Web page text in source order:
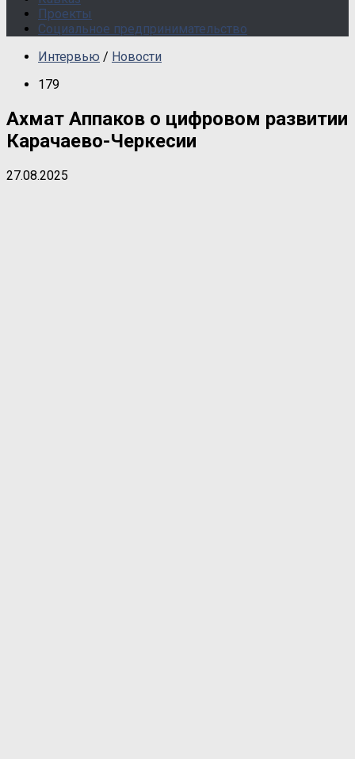
Проекты
Социальное предпринимательство
Интервью / Новости
179
Ахмат Аппаков о цифровом развитии
Карачаево-Черкесии
27.08.2025